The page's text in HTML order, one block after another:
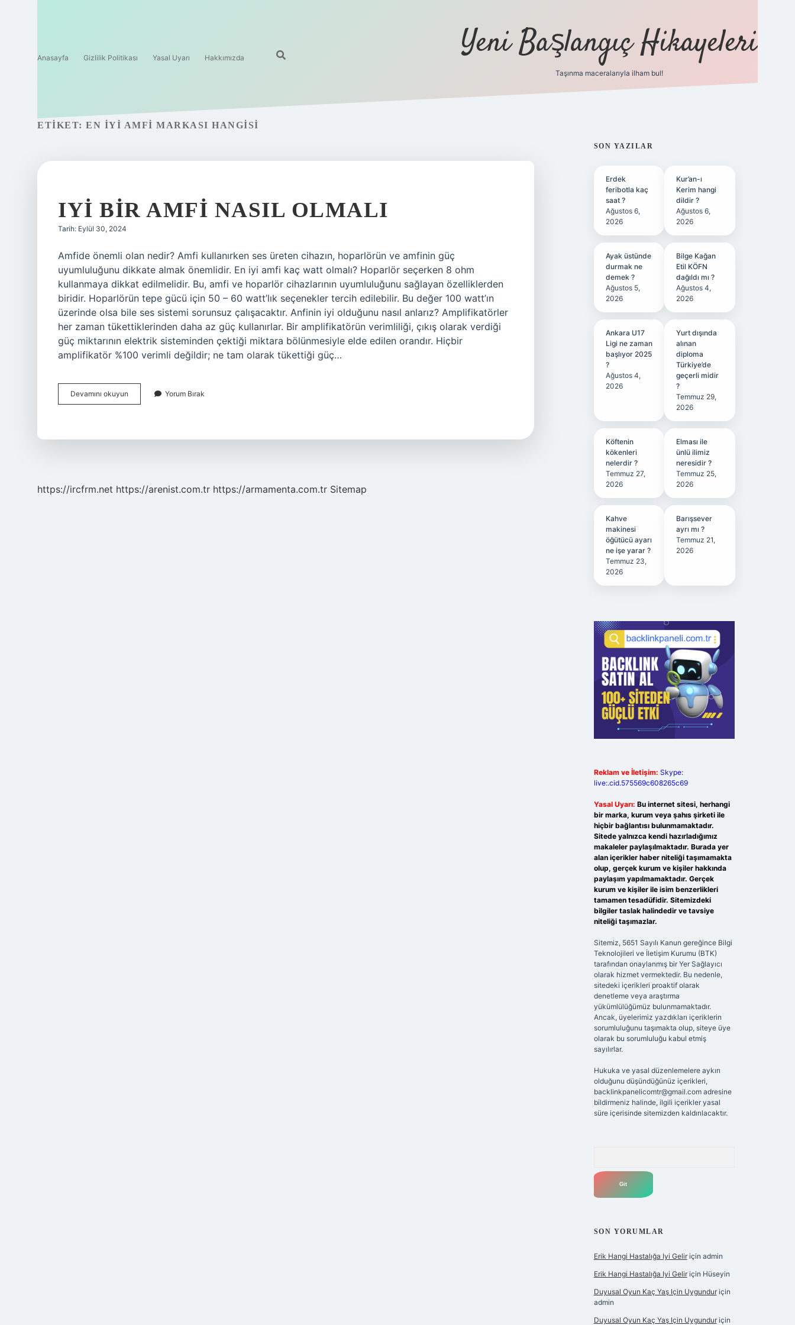
Anasayfa Gizlilik Politikası Yasal Uyarı Hakkımızda Yeni Başlangıç Hikayeleri
Taşınma maceralarıyla ilham bul!
ETIKET: EN IYI AMFI MARKASI HANGISI
IYI BIR AMFI NASIL OLMALI
Tarih: Eylül 30, 2024
Amfide önemli olan nedir? Amfi kullanırken ses üreten cihazın, hoparlörün ve amfinin güç
uyumluluğunu dikkate almak önemlidir. En iyi amfi kaç watt olmalı? Hoparlör seçerken 8 ohm
kullanmaya dikkat edilmelidir. Bu, amfi ve hoparlör cihazlarının uyumluluğunu sağlayan özelliklerden
biridir. Hoparlörün tepe gücü için 50 – 60 watt’lık seçenekler tercih edilebilir. Bu değer 100 watt’ın
üzerinde olsa bile ses sistemi sorunsuz çalışacaktır. Anfinin iyi olduğunu nasıl anlarız? Amplifikatörler
her zaman tükettiklerinden daha az güç kullanırlar. Bir amplifikatörün verimliliği, çıkış olarak verdiği
güç miktarının elektrik sisteminden çektiği miktara bölünmesiyle elde edilen orandır. Hiçbir
amplifikatör %100 verimli değildir; ne tam olarak tükettiği güç…
Devamını okuyun
Bir
Yorum Bırak
https://ircfrm.net https://arenist.com.tr https://armamenta.com.tr Sitemap
SIDEBAR
SON YAZILAR
Erdek
feribotla kaç
saat ?
Ağustos 6,
2026
Kur’an-ı
Kerim hangi
dildir ?
Ağustos 6,
2026
Ayak üstünde
durmak ne
demek ?
Ağustos 5,
2026
Bilge Kağan
Etil KÖFN
dağıldı mı ?
Ağustos 4,
2026
Ankara U17
Ligi ne zaman
başlıyor 2025
?
Ağustos 4,
2026
Yurt dışında
alınan
diploma
Türkiye’de
geçerli midir
?
Temmuz 29,
2026
Köftenin
kökenleri
nelerdir ?
Temmuz 27,
2026
Elması ile
ünlü ilimiz
neresidir ?
Temmuz 25,
2026
Kahve
makinesi
öğütücü ayarı
ne işe yarar ?
Temmuz 23,
2026
Barışsever
ayrı mı ?
Temmuz 21,
2026
Reklam ve İletişim: Skype:
live:.cid.575569c608265c69
Yasal Uyarı: Bu internet sitesi, herhangi
bir marka, kurum veya şahıs şirketi ile
hiçbir bağlantısı bulunmamaktadır.
Sitede yalnızca kendi hazırladığımız
makaleler paylaşılmaktadır. Burada yer
alan içerikler haber niteliği taşımamakta
olup, gerçek kurum ve kişiler hakkında
paylaşım yapılmamaktadır. Gerçek
kurum ve kişiler ile isim benzerlikleri
tamamen tesadüfidir. Sitemizdeki
bilgiler taslak halindedir ve tavsiye
niteliği taşımazlar.
Sitemiz, 5651 Sayılı Kanun gereğince Bilgi
Teknolojileri ve İletişim Kurumu (BTK)
tarafından onaylanmış bir Yer Sağlayıcı
olarak hizmet vermektedir. Bu nedenle,
sitedeki içerikleri proaktif olarak
denetleme veya araştırma
yükümlülüğümüz bulunmamaktadır.
Ancak, üyelerimiz yazdıkları içeriklerin
sorumluluğunu taşımakta olup, siteye üye
olarak bu sorumluluğu kabul etmiş
sayılırlar.
Hukuka ve yasal düzenlemelere aykırı
olduğunu düşündüğünüz içerikleri,
backlinkpanelicomtr@gmail.comadresine
bildirmeniz halinde, ilgili içerikler yasal
süre içerisinde sitemizden kaldırılacaktır.
SON YORUMLAR
Erik Hangi Hastalığa Iyi Geliriçin admin
Erik Hangi Hastalığa Iyi Geliriçin Hüseyin
Duyusal Oyun Kaç Yaş Için Uygunduriçin
admin
Duyusal Oyun Kaç Yaş Için Uygunduriçin